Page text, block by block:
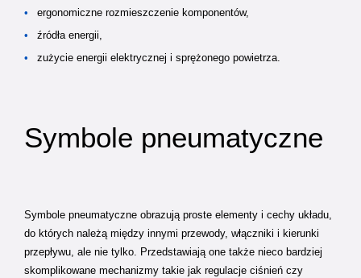
ergonomiczne rozmieszczenie komponentów,
źródła energii,
zużycie energii elektrycznej i sprężonego powietrza.
Symbole pneumatyczne
Symbole pneumatyczne obrazują proste elementy i cechy układu,
do których należą między innymi przewody, włączniki i kierunki
przepływu, ale nie tylko. Przedstawiają one także nieco bardziej
skomplikowane mechanizmy takie jak regulacje ciśnień czy